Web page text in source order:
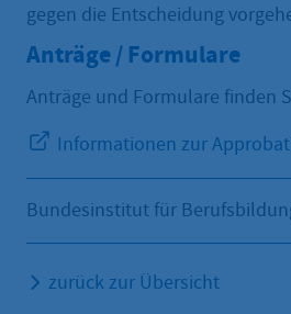
gegen die Entscheidung
Anträge / Formulare
Anträge und Formulare finden
Informationen zur
Bundesinstitut für
zurück zur Übersicht